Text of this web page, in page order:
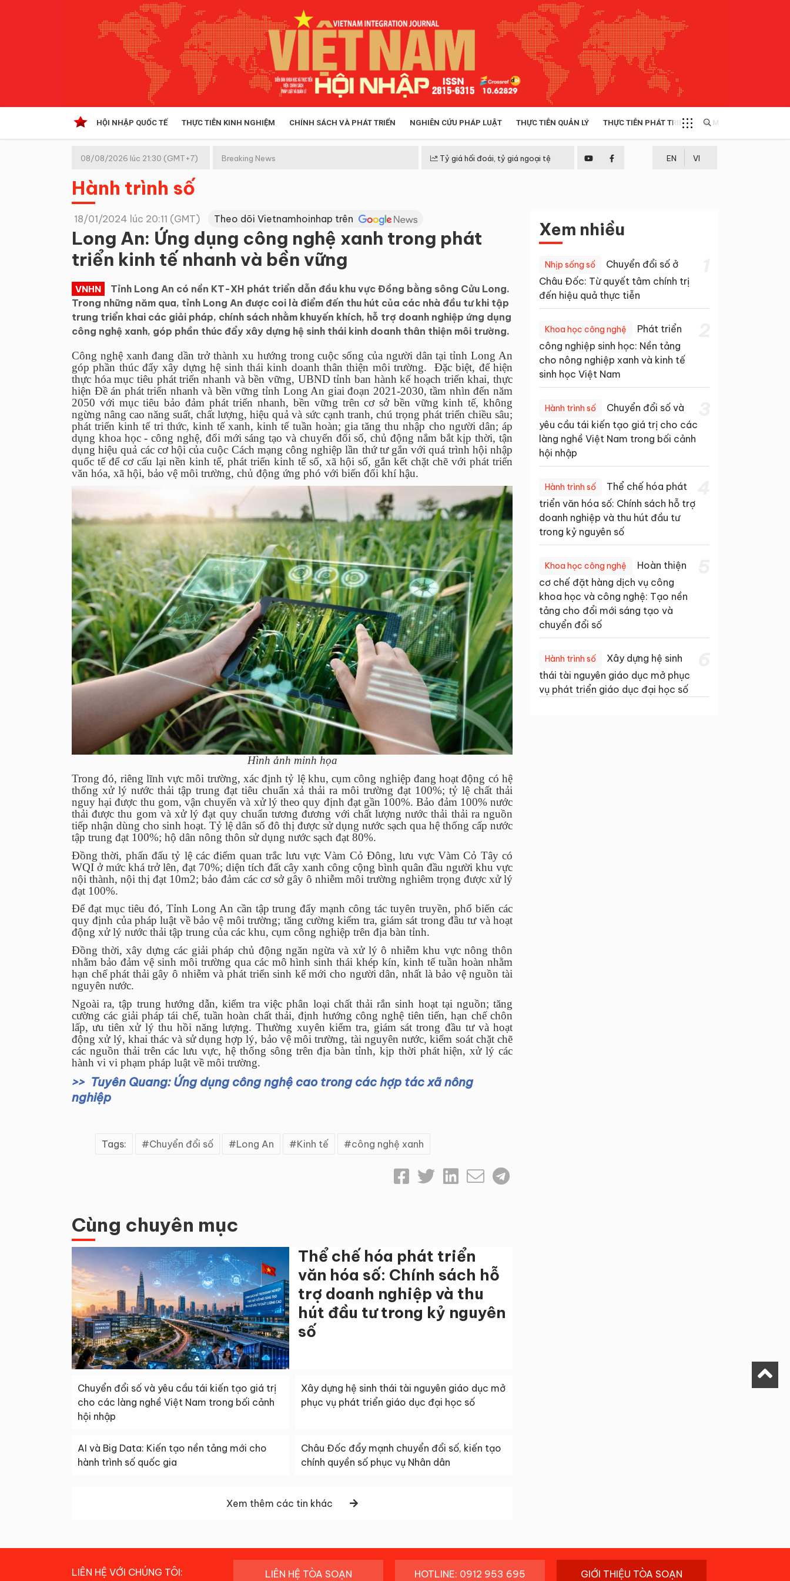
HỘI NHẬP QUỐC TẾ THỰC TIỄN KINH NGHIỆM CHÍNH SÁCH VÀ PHÁT TRIỂN NGHIÊN CỨU PHÁP LUẬT THỰC TIỄN QUẢN LÝ THỰC TIỄN PHÁT TRIỂN MULTIMEDIA
Kinh tế hội nhập
Doanh nghiệp
08/08/2026 lúc 21:30 (GMT+7) Breaking News Tỷ giá hối đoái, tỷ giá ngoại tệ EN VI
Hành trình số
18/01/2024 lúc 20:11 (GMT) Theo dõi Vietnamhoinhap trên
Long An: Ứng dụng công nghệ xanh trong phát
triển kinh tế nhanh và bền vững
VNHN
Tỉnh Long An có nền KT-XH phát triển dẫn đầu khu vực Đồng bằng sông Cửu Long.
Trong những năm qua, tỉnh Long An được coi là điểm đến thu hút của các nhà đầu tư khi tập
trung triển khai các giải pháp, chính sách nhằm khuyến khích, hỗ trợ doanh nghiệp ứng dụng
công nghệ xanh, góp phần thúc đẩy xây dựng hệ sinh thái kinh doanh thân thiện môi trường.
Công nghệ xanh đang dần trở thành xu hướng trong cuộc sống của người dân tại tỉnh Long An
góp phần thúc đẩy xây dựng hệ sinh thái kinh doanh thân thiện môi trường. Đặc biệt, để hiện
thực hóa mục tiêu phát triển nhanh và bền vững, UBND tỉnh ban hành kế hoạch triển khai, thực
hiện Đề án phát triển nhanh và bền vững tỉnh Long An giai đoạn 2021-2030, tầm nhìn đến năm
2050 với mục tiêu bảo đảm phát triển nhanh, bền vững trên cơ sở bền vững kinh tế, không
ngừng nâng cao năng suất, chất lượng, hiệu quả và sức cạnh tranh, chú trọng phát triển chiều sâu;
phát triển kinh tế tri thức, kinh tế xanh, kinh tế tuần hoàn; gia tăng thu nhập cho người dân; áp
dụng khoa học - công nghệ, đổi mới sáng tạo và chuyển đổi số, chủ động nắm bắt kịp thời, tận
dụng hiệu quả các cơ hội của cuộc Cách mạng công nghiệp lần thứ tư gắn với quá trình hội nhập
quốc tế để cơ cấu lại nền kinh tế, phát triển kinh tế số, xã hội số, gắn kết chặt chẽ với phát triển
văn hóa, xã hội, bảo vệ môi trường, chủ động ứng phó với biến đổi khí hậu.
Hình ảnh minh họa
Trong đó, riêng lĩnh vực môi trường, xác định tỷ lệ khu, cụm công nghiệp đang hoạt động có hệ
thống xử lý nước thải tập trung đạt tiêu chuẩn xả thải ra môi trường đạt 100%; tỷ lệ chất thải
nguy hại được thu gom, vận chuyển và xử lý theo quy định đạt gần 100%. Bảo đảm 100% nước
thải được thu gom và xử lý đạt quy chuẩn tương đương với chất lượng nước thải thải ra nguồn
tiếp nhận dùng cho sinh hoạt. Tỷ lệ dân số đô thị được sử dụng nước sạch qua hệ thống cấp nước
tập trung đạt 100%; hộ dân nông thôn sử dụng nước sạch đạt 80%.
Đồng thời, phấn đấu tỷ lệ các điểm quan trắc lưu vực Vàm Cỏ Đông, lưu vực Vàm Cỏ Tây có
WQI ở mức khá trở lên, đạt 70%; diện tích đất cây xanh công cộng bình quân đầu người khu vực
nội thành, nội thị đạt 10m2; bảo đảm các cơ sở gây ô nhiễm môi trường nghiêm trọng được xử lý
đạt 100%.
Để đạt mục tiêu đó, Tỉnh Long An cần tập trung đẩy mạnh công tác tuyên truyền, phổ biến các
quy định của pháp luật về bảo vệ môi trường; tăng cường kiểm tra, giám sát trong đầu tư và hoạt
động xử lý nước thải tập trung của các khu, cụm công nghiệp trên địa bàn tỉnh.
Đồng thời, xây dựng các giải pháp chủ động ngăn ngừa và xử lý ô nhiễm khu vực nông thôn
nhằm bảo đảm vệ sinh môi trường qua các mô hình sinh thái khép kín, kinh tế tuần hoàn nhằm
hạn chế phát thải gây ô nhiễm và phát triển sinh kế mới cho người dân, nhất là bảo vệ nguồn tài
nguyên nước.
Ngoài ra, tập trung hướng dẫn, kiểm tra việc phân loại chất thải rắn sinh hoạt tại nguồn; tăng
cường các giải pháp tái chế, tuần hoàn chất thải, định hướng công nghệ tiên tiến, hạn chế chôn
lấp, ưu tiên xử lý thu hồi năng lượng. Thường xuyên kiểm tra, giám sát trong đầu tư và hoạt
động xử lý, khai thác và sử dụng hợp lý, bảo vệ môi trường, tài nguyên nước, kiểm soát chặt chẽ
các nguồn thải trên các lưu vực, hệ thống sông trên địa bàn tỉnh, kịp thời phát hiện, xử lý các
hành vi vi phạm pháp luật về môi trường.
Tuyên Quang: Ứng dụng công nghệ cao trong các hợp tác xã nông
nghiệp
Tags: Chuyển đổi số Long An Kinh tế công nghệ xanh
Cùng chuyên mục
Thể chế hóa phát triển
văn hóa số: Chính sách hỗ
trợ doanh nghiệp và thu
hút đầu tư trong kỷ nguyên
số
Chuyển đổi số và yêu cầu tái kiến tạo giá trị
cho các làng nghề Việt Nam trong bối cảnh
hội nhập
Xây dựng hệ sinh thái tài nguyên giáo dục mở
phục vụ phát triển giáo dục đại học số
AI và Big Data: Kiến tạo nền tảng mới cho
hành trình số quốc gia
Châu Đốc đẩy mạnh chuyển đổi số, kiến tạo
chính quyền số phục vụ Nhân dân
Xem thêm các tin khác
Xem nhiều
Nhịp sống số
Chuyển đổi số ở
Châu Đốc: Từ quyết tâm chính trị
đến hiệu quả thực tiễn
Khoa học công nghệ
Phát triển
công nghiệp sinh học: Nền tảng
cho nông nghiệp xanh và kinh tế
sinh học Việt Nam
Hành trình số
Chuyển đổi số và
yêu cầu tái kiến tạo giá trị cho các
làng nghề Việt Nam trong bối cảnh
hội nhập
Hành trình số
Thể chế hóa phát
triển văn hóa số: Chính sách hỗ trợ
doanh nghiệp và thu hút đầu tư
trong kỷ nguyên số
Khoa học công nghệ
Hoàn thiện
cơ chế đặt hàng dịch vụ công
khoa học và công nghệ: Tạo nền
tảng cho đổi mới sáng tạo và
chuyển đổi số
Hành trình số
Xây dựng hệ sinh
thái tài nguyên giáo dục mở phục
vụ phát triển giáo dục đại học số
LIÊN HỆ VỚI CHÚNG TÔI: LIÊN HỆ TÒA SOẠN HOTLINE: 0912 953 695 GIỚI THIỆU TÒA SOẠN